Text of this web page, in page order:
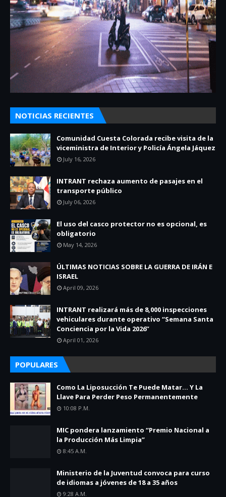
NOTICIAS RECIENTES
Comunidad Cuesta Colorada recibe visita de la
viceministra de Interior y Policía Ángela Jáquez
July 16, 2026
INTRANT rechaza aumento de pasajes en el
transporte público
July 06, 2026
El uso del casco protector no es opcional, es
obligatorio
May 14, 2026
ÚLTIMAS NOTICIAS SOBRE LA GUERRA DE IRÁN E
ISRAEL
April 09, 2026
INTRANT realizará más de 8,000 inspecciones
vehiculares durante operativo “Semana Santa
Conciencia por la Vida 2026”
April 01, 2026
POPULARES
Como La Liposucción Te Puede Matar… Y La
Llave Para Perder Peso Permanentemente
10:08 P.m.
MIC pondera lanzamiento “Premio Nacional a
la Producción Más Limpia”
8:45 A.m.
Ministerio de la Juventud convoca para curso
de idiomas a jóvenes de 18 a 35 años
9:28 A.m.